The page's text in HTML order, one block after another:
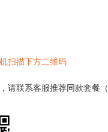
扫描下方二维码
请联系客服推荐同款套餐（